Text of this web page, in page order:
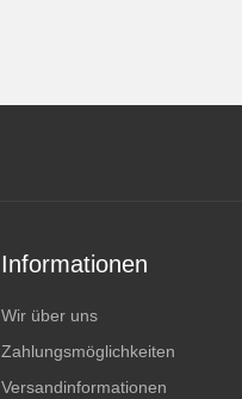
Informationen
Wir über uns
Zahlungsmöglichkeiten
Versandinformationen